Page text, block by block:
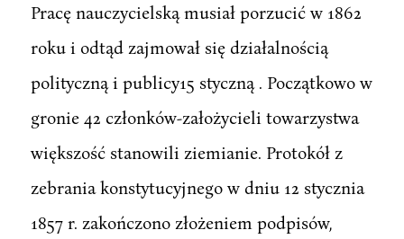
Pracę nauczycielską musiał porzucić w 1862
roku i odtąd zajmował się działalnością
polityczną i publicy15 styczną . Początkowo w
gronie 42 członków-założycieli towarzystwa
większość stanowili ziemianie. Protokół z
zebrania konstytucyjnego w dniu 12 stycznia
1857 r. zakończono złożeniem podpisów,